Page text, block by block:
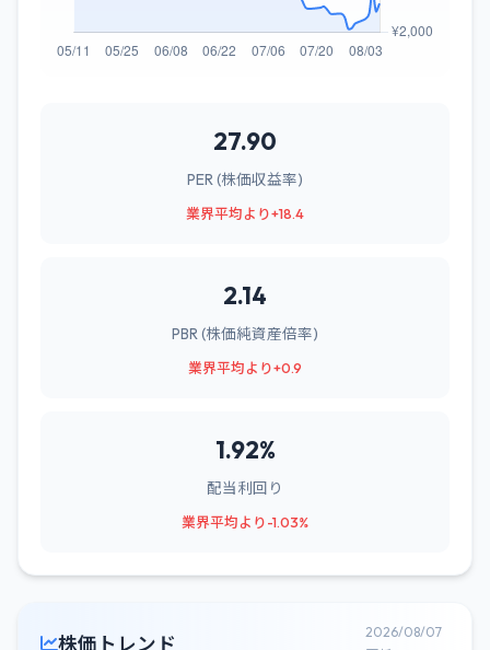
27.90
PER (株価収益率)
業界平均より+18.4
2.14
PBR (株価純資産倍率)
業界平均より+0.9
1.92%
配当利回り
業界平均より-1.03%
株価トレンド
2026/08/07